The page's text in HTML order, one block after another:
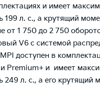
и имеет
199 л. с., а крутящий
от 1 750 до 2 750
V6 с системой
доступен в
Premium+ и имеет
249 л. с., а его крутящий